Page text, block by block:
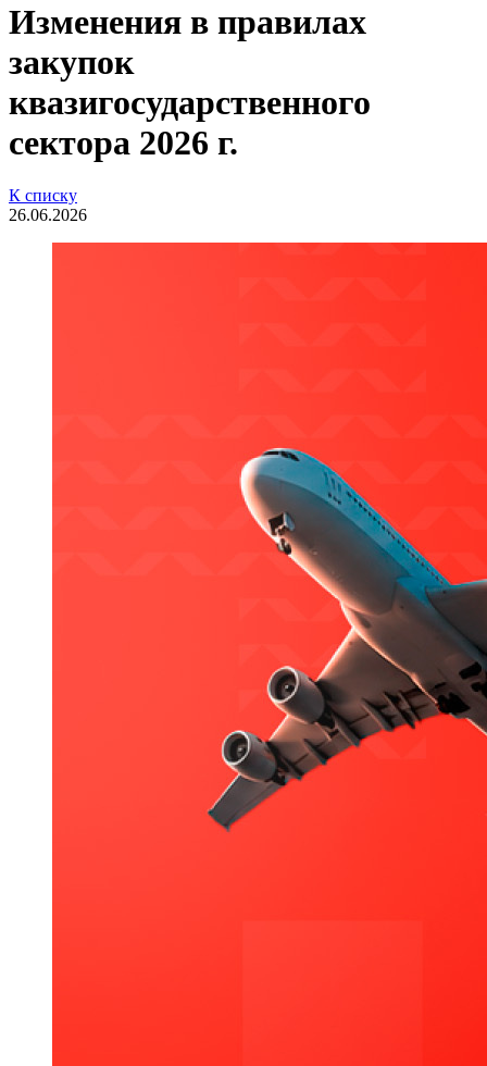
Изменения в правилах
закупок
квазигосударственного
сектора 2026 г.
К списку
26.06.2026